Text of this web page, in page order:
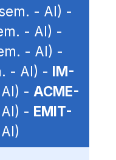
- AI) -
- AI) -
- AI) -
- AI) - IM-
- ACME-
- EMIT-